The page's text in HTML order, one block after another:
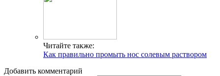
Читайте также:
Как правильно промыть нос солевым раствором
Добавить комментарий